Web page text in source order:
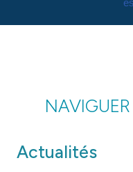
Actualités